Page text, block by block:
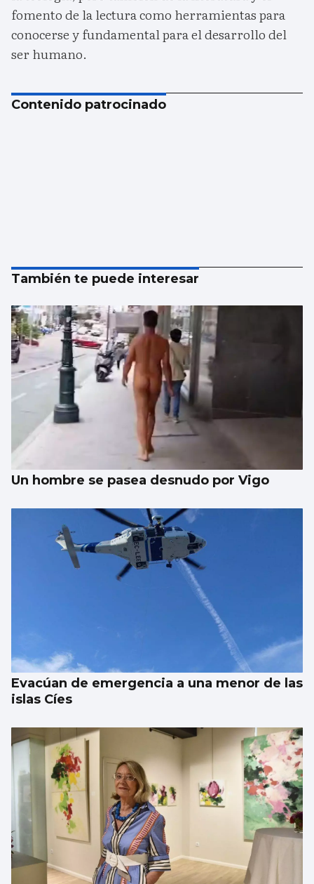
fomento de la lectura como herramientas para
conocerse y fundamental para el desarrollo del
ser humano.
Contenido patrocinado
También te puede interesar
Un hombre se pasea desnudo por Vigo
Evacúan de emergencia a una menor de las
islas Cíes